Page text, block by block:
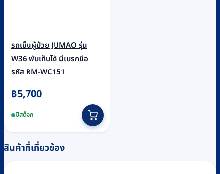
รถเข็นผู้ป่วย JUMAO รุ่น
W36 พับเก็บได้ มีเบรกมือ
รหัส RM-WC151
฿5,700
มีสต็อก
สินค้าที่เกี่ยวข้อง